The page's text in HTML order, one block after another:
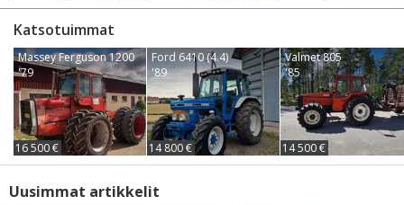
Katsotuimmat
Massey Ferguson 1200
'79
16 500 €
Ford 6410 (4.4)
'89
14 800 €
Valmet 805
'85
14 500 €
Uusimmat artikkelit